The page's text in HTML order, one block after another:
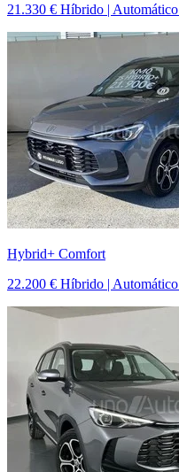
21.330 € Híbrido | Automático
Hybrid+ Comfort
22.200 € Híbrido | Automático